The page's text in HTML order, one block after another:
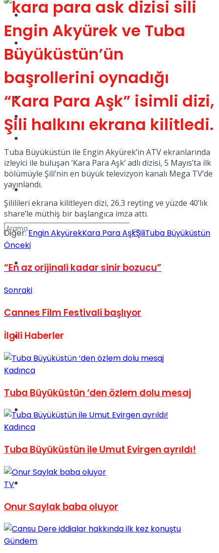
TV
Kadınca
Dünya
Türkiye
Müzik
Sinema
Sinema
Tatil
Spor
No Result
View All Result
Engin Akyürek ve Tuba
Büyüküstün’ün
başrollerini oynadığı
“Kara Para Aşk” isimli dizi,
Şili halkını ekrana kilitledi.
Tuba Büyüküstün ile Engin Akyürek’in ATV ekranlarında
izleyici ile buluşan ‘Kara Para Aşk’ adlı dizisi, 5 Mayıs’ta ilk
bölümüyle Şili’nin en büyük televizyon kanalı Mega TV’de
yayınlandı.
Şililileri ekrana kilitleyen dizi, 26.3 reyting ve yüzde 40’lık
share’le müthiş bir başlangıca imza attı.
Diğer:Engin AkyürekKara Para AşkŞiliTuba Büyüküstün
Önceki
“En az orijinali kadar sinir bozucu”
Sonraki
Cannes Film Festivali başlıyor
İlgili Haberler
Kadınca
Tuba Büyüküstün ‘den özlem dolu mesaj
Kadınca
Tuba Büyüküstün ile Umut Evirgen ayrıldı!
TV
Onur Saylak baba oluyor
Gündem